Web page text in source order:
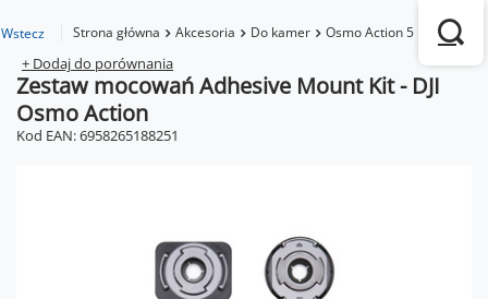
Wstecz Strona główna Akcesoria Do kamer Osmo Action 5 Pro
+ Dodaj do porównania
Zestaw mocowań Adhesive Mount Kit - DJI
Osmo Action
Kod EAN: 6958265188251